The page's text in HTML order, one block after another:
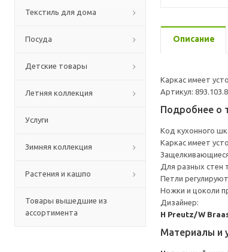
Текстиль для дома
Посуда
Детские товары
Летняя коллекция
Услуги
Зимняя коллекция
Растения и кашпо
Товары вышедшие из
ассортимента
Описание
Каркас имеет
Артикул:
Подробнее о
Код кухонного
Каркас имеет
Для разных стен
Петли
Ножки и цоколи
Дизайнер:
H Preutz/W
Материалы и